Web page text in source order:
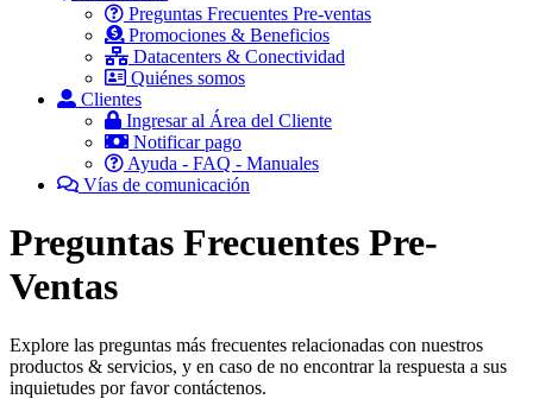
Preguntas Frecuentes Pre-ventas
Promociones & Beneficios
Datacenters & Conectividad
Quiénes somos
Clientes
Ingresar al Área del Cliente
Notificar pago
Ayuda - FAQ - Manuales
Vías de comunicación
Preguntas Frecuentes Pre-
Ventas
Explore las preguntas más frecuentes relacionadas con nuestros
productos & servicios, y en caso de no encontrar la respuesta a sus
inquietudes por favor contáctenos.